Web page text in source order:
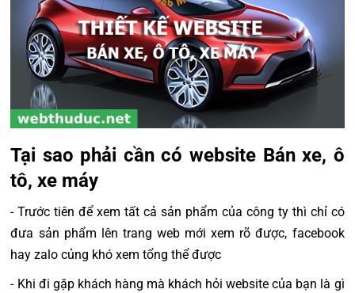
Tại sao phải cần có website Bán xe, ô
tô, xe máy
- Trước tiên để xem tất cả sản phẩm của công ty thì chỉ có
đưa sản phẩm lên trang web mới xem rõ được, facebook
hay zalo củng khó xem tổng thể được
- Khi đi gặp khách hàng mà khách hỏi website của bạn là gì